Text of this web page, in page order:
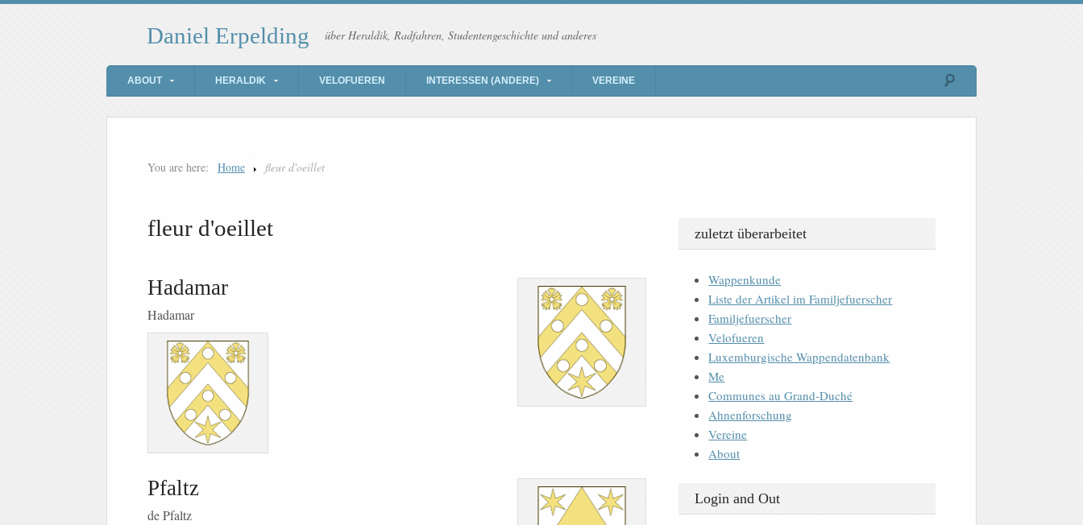
Daniel Erpelding über Heraldik, Radfahren, Studentengeschichte und anderes
ABOUT HERALDIK VELOFUEREN INTERESSEN (ANDERE) VEREINE
You are here: Home fleur d'oeillet
fleur d'oeillet
Hadamar
Hadamar
Pfaltz
de Pfaltz
zuletzt überarbeitet
Wappenkunde
Liste der Artikel im Familjefuerscher
Familjefuerscher
Velofueren
Luxemburgische Wappendatenbank
Me
Communes au Grand-Duché
Ahnenforschung
Vereine
About
Login and Out